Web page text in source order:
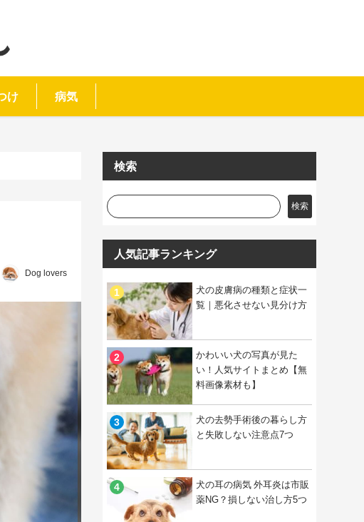
け 病気
Dog lovers
検索
検索
人気記事ランキング
犬の皮膚病の種類と症状一
覧｜悪化させない見分け方
かわいい犬の写真が見た
い！人気サイトまとめ【無
料画像素材も】
犬の去勢手術後の暮らし方
と失敗しない注意点7つ
犬の耳の病気 外耳炎は市販
薬NG？損しない治し方5つ